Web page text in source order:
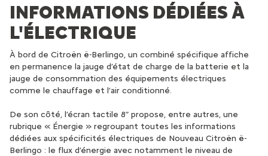
INFORMATIONS DÉDIÉES À
L'ÉLECTRIQUE
À bord de Citroën ë-Berlingo, un combiné spécifique affiche
en permanence la jauge d’état de charge de la batterie et la
jauge de consommation des équipements électriques
comme le chauffage et l’air conditionné.
De son côté, l’écran tactile 8” propose, entre autres, une
rubrique « Énergie » regroupant toutes les informations
dédiées aux spécificités électriques de Nouveau Citroën ë-
Berlingo : le flux d’énergie avec notamment le niveau de